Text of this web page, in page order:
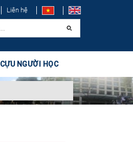
Liên hệ
CỰU NGƯỜI HỌC